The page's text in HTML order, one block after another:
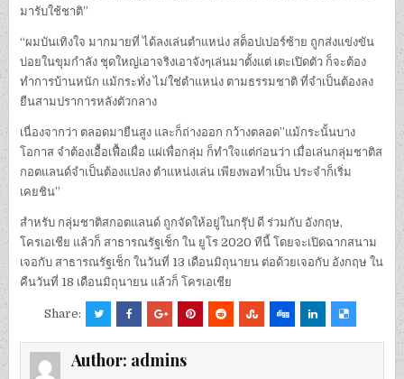
มารับใช้ชาติ”
“ผมบันเทิงใจ มากมายที่ ได้ลงเล่นตำแหน่ง สต็อปเปอร์ซ้าย ถูกส่งแข่งขัน
บ่อยในขุมกำลัง ชุดใหญ่เอาจริงเอาจังๆเล่นมาตั้งแต่ เตะเปิดตัว ก็จะต้อง
ทำการบ้านหนัก แม้กระทั่ง ไม่ใช่ตำแหน่ง ตามธรรมชาติ ที่จำเป็นต้องลง
ยืนสามปราการหลังตัวกลาง
เนื่องจากว่า ตลอดมายืนสูง และก็ถ่างออก กว้างตลอด”แม้กระนั้นบาง
โอกาส จำต้องเอื้อเฟื้อเผื่อ แผ่เพื่อกลุ่ม ก็ทำใจแต่ก่อนว่า เมื่อเล่นกลุ่มชาติส
กอตแลนด์จำเป็นต้องแปลง ตำแหน่งเล่น เพียงพอทำเป็น ประจำก็เริ่ม
เคยชิน”
สำหรับ กลุ่มชาติสกอตแลนด์ ถูกจัดให้อยู่ในกรุ๊ป ดี ร่วมกับ อังกฤษ,
โครเอเชีย แล้วก็ สาธารณรัฐเช็ก ใน ยูโร 2020 ทีนี้ โดยจะเปิดฉากสนาม
เจอกับ สาธารณรัฐเช็ก ในวันที่ 13 เดือนมิถุนายน ต่อด้วยเจอกับ อังกฤษ ใน
คืนวันที่ 18 เดือนมิถุนายน แล้วก็ โครเอเชีย
Share:
Author: admins